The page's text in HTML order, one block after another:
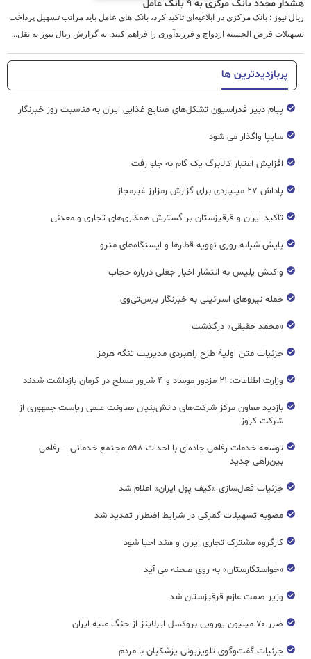
هشدار مجدد بانک مرکزی به ۹ بانک عامل
ریال نیوز : بانک مرکزی در ابلاغیه‌ای تاکید کرد، بانک های عامل باید مراتب تسهیل پرداخت
تسهیلات قرض الحسنه ازدواج و فرزندآوری را فراهم کنند. به گزارش ریال نیوز به نقل...
پربازدیدترین ها
پیام دبیر فدراسیون تشکل‌های صنایع غذایی ایران به مناسبت روز خبرنگار
سایپا واگذار می شود
افزایش اعتبار کالابرگ یک گام به جلو رفت
پاداش ۲۷ میلیاردی برای گزارش رمزارز غیرمجاز
تاکید ایران و قرقیزستان بر گسترش همکاری‌های تجاری و معدنی
پایش شبانه روزی تهویه قطار‌ها و ایستگاه‌های مترو
واکنش پلیس به انتشار اخبار جعلی درباره حجاب
حمله نیروهای اسرائیلی به خبرنگار پرس‌تی‌وی
«محمد حقیقی» درگذشت
جزئیات متن اولیۀ طرح راهبردی مدیریت تنگه هرمز
وزارت اطلاعات: ۲۱ مزدور موساد و ۴ شرور مسلح در کرمان بازداشت شدند
بازدید معاون مرکز شرکت‌های دانش‌بنیان معاونت علمی ریاست جمهوری از
شرکت کروز
توسعه خدمات رفاهی جاده‌ای با احداث ۵۹۸ مجتمع خدماتی – رفاهی
بین‌راهی جدید
جزئیات فعال‌سازی «کیف پول ایران» اعلام شد
مصوبه تسهیلات گمرکی در شرایط اضطرار تمدید شد
کارگروه مشترک تجاری ایران و هند احیا شود
«خواستگارستان» به روی صحنه می آید
وزیر صمت عازم قرقیزستان شد
ضرر ۷۰ میلیون یورویی بروکسل ایرلاینز از جنگ علیه ایران
جزئیات گفت‌وگوی تلویزیونی پزشکیان با مردم